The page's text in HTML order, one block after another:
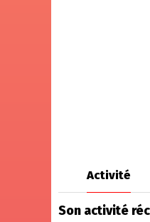
Activité
Son activité